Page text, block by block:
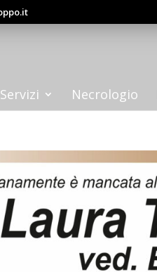
Servizi Necrologio